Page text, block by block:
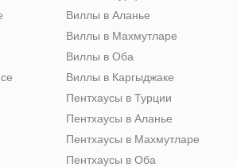
Виллы в Аланье
Виллы в Махмутларе
Виллы в Оба
Виллы в Каргыджаке
Пентхаусы в Турции
Пентхаусы в Аланье
Пентхаусы в Махмутларе
Пентхаусы в Оба